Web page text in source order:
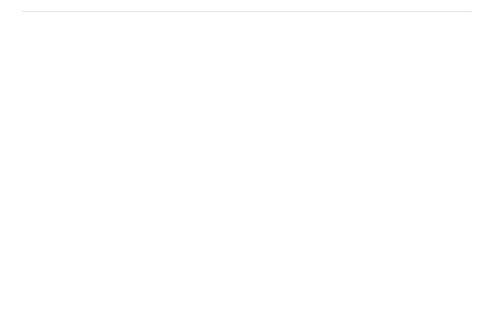
Nos sumamos al gran Festival de Belén 2023,